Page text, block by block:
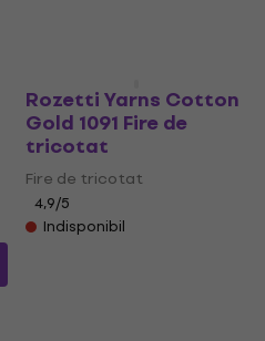
Rozetti Yarns Cotton
Gold 1091 Fire de
tricotat
Fire de tricotat
4,9/5
Indisponibil